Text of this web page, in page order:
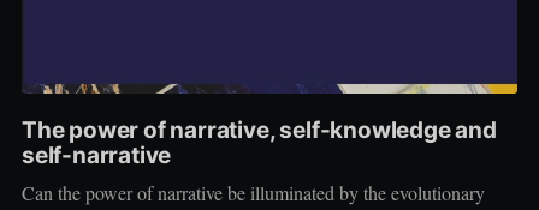
The power of narrative, self-knowledge and
self-narrative
Can the power of narrative be illuminated by the evolutionary